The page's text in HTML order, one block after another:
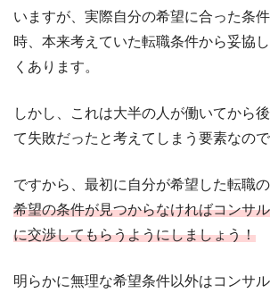
いますが、実際自分の希望に合った条
時、本来考えていた転職条件から妥協
くあります。
しかし、これは大半の人が働いてから
て失敗だったと考えてしまう要素なので
ですから、最初に自分が希望した転職の
希望の条件が見つからなければコンサ
に交渉してもらうようにしましょう！
明らかに無理な希望条件以外はコンサ